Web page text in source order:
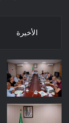
الأخيرة